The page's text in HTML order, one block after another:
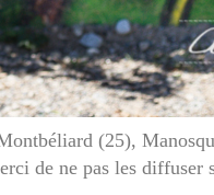
(25),
de ne pas les diffuser